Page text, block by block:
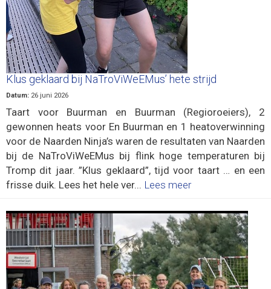
Klus geklaard bij NaTroViWeEMus’ hete strijd
Datum: 26 juni 2026
Taart voor Buurman en Buurman (Regioroeiers), 2
gewonnen heats voor En Buurman en 1 heatoverwinning
voor de Naarden Ninja’s waren de resultaten van Naarden
bij de NaTroViWeEMus bij flink hoge temperaturen bij
Tromp dit jaar. ”Klus geklaard”, tijd voor taart … en een
frisse duik. Lees het hele ver... Lees meer